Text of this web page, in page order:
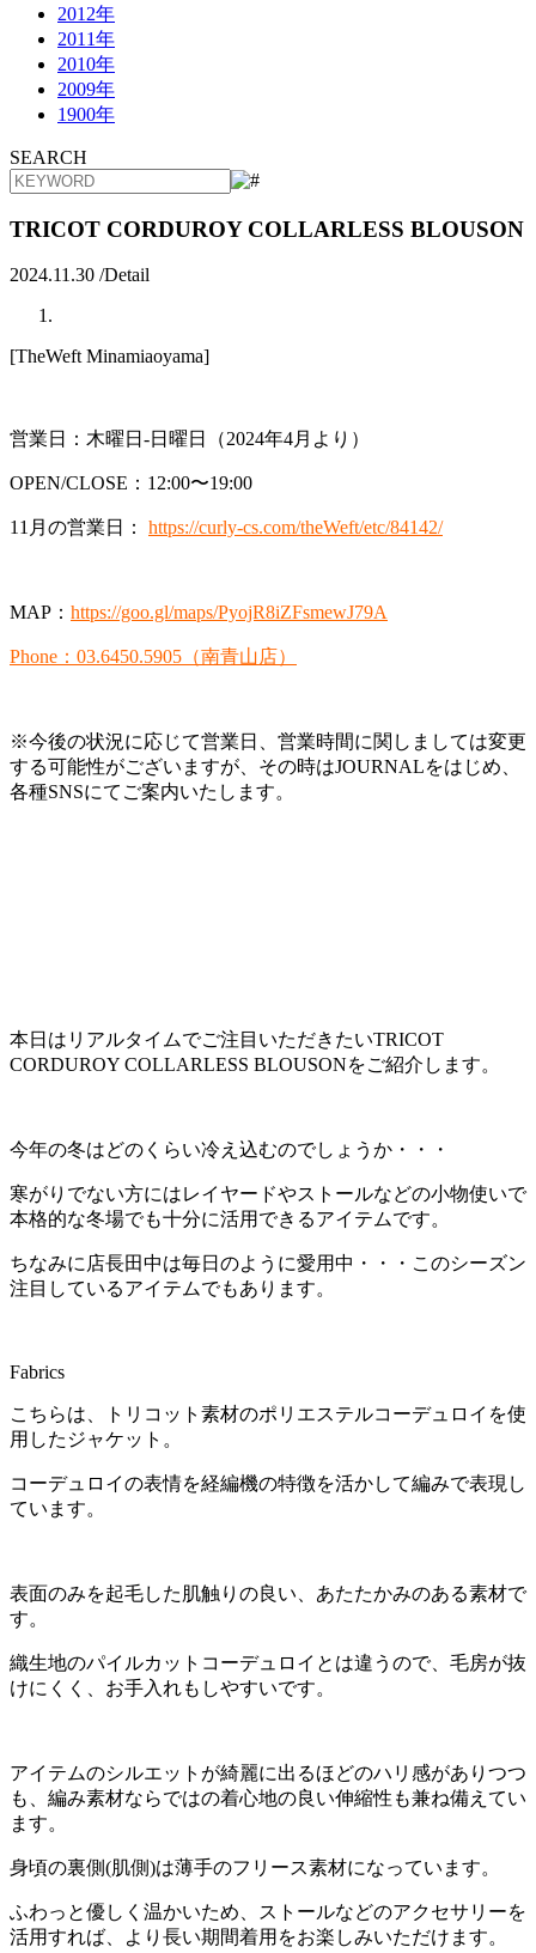
2012年
2011年
2010年
2009年
1900年
SEARCH
TRICOT CORDUROY COLLARLESS BLOUSON
2024.11.30 /Detail
[TheWeft Minamiaoyama]
営業日：木曜日-日曜日（2024年4月より）
OPEN/CLOSE：12:00〜19:00
11月の営業日： https://curly-cs.com/theWeft/etc/84142/
MAP： https://goo.gl/maps/PyojR8iZFsmewJ79A
Phone：03.6450.5905（南青山店）
※今後の状況に応じて営業日、営業時間に関しましては変更
する可能性がございますが、その時はJOURNALをはじめ、
各種SNSにてご案内いたします。
本日はリアルタイムでご注目いただきたいTRICOT
CORDUROY COLLARLESS BLOUSONをご紹介します。
今年の冬はどのくらい冷え込むのでしょうか・・・
寒がりでない方にはレイヤードやストールなどの小物使いで
本格的な冬場でも十分に活用できるアイテムです。
ちなみに店長田中は毎日のように愛用中・・・このシーズン
注目しているアイテムでもあります。
Fabrics
こちらは、トリコット素材のポリエステルコーデュロイを使
用したジャケット。
コーデュロイの表情を経編機の特徴を活かして編みで表現し
ています。
表面のみを起毛した肌触りの良い、あたたかみのある素材で
す。
織生地のパイルカットコーデュロイとは違うので、毛房が抜
けにくく、お手入れもしやすいです。
アイテムのシルエットが綺麗に出るほどのハリ感がありつつ
も、編み素材ならではの着心地の良い伸縮性も兼ね備えてい
ます。
身頃の裏側(肌側)は薄手のフリース素材になっています。
ふわっと優しく温かいため、ストールなどのアクセサリーを
活用すれば、より長い期間着用をお楽しみいただけます。